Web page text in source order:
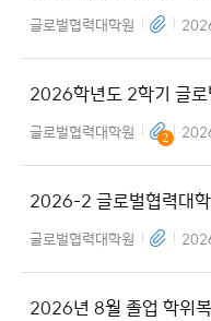
지 연장 ★
글로벌협력대학원
2026학년도 2학기 글로
글로벌협력대학원 2
2026-2 글로벌협력대
까지 연장 ★
글로벌협력대학원
2026년 8월 졸업 학위